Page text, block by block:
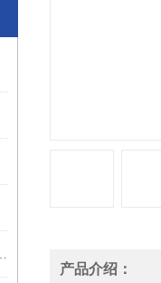
产品介绍：